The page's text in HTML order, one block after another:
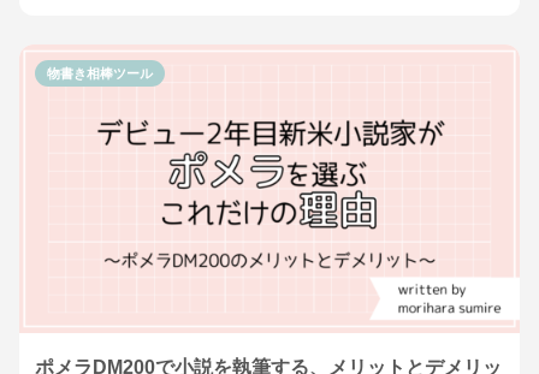
ポメラDM200で小説を執筆する、メリットとデメリッ
物書き相棒ツール